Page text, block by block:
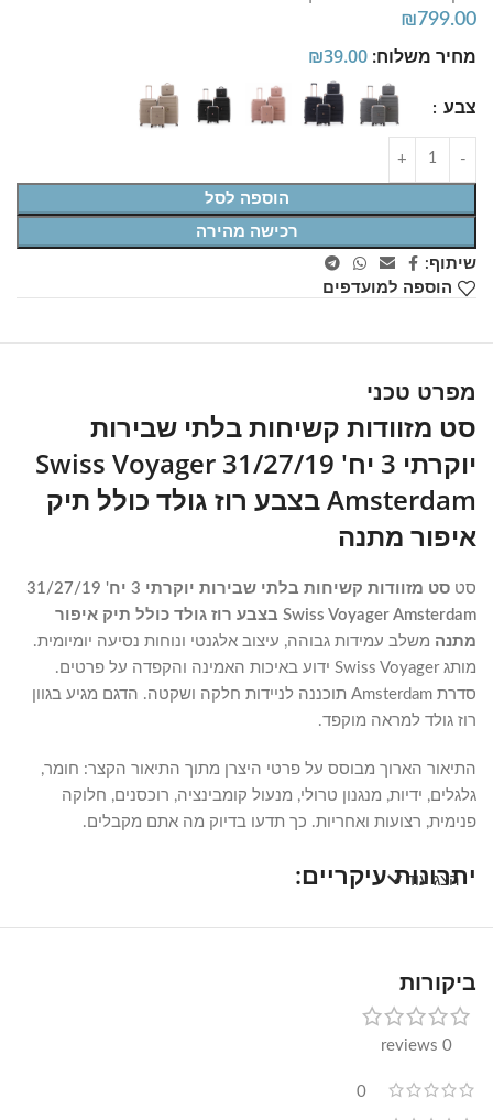
₪799.00
מחיר משלוח: ₪39.00
צבע
הוספה לסל
רכישה מהירה
שיתוף:
הוספה למועדפים
מפרט טכני
סט מזוודות קשיחות בלתי שבירות
יוקרתי 3 יח' 31/27/19 Swiss Voyager
Amsterdam בצבע רוז גולד כולל תיק
איפור מתנה
סט
סט מזוודות קשיחות בלתי שבירות יוקרתי 3 יח' 31/27/19
Swiss Voyager Amsterdam בצבע רוז גולד כולל תיק איפור
מתנה משלב עמידות גבוהה, עיצוב אלגנטי ונוחות נסיעה יומיומית.
מותג Swiss Voyager ידוע באיכות האמינה והקפדה על פרטים.
סדרת Amsterdam תוכננה לניידות חלקה ושקטה. הדגם מגיע בגוון
רוז גולד למראה מוקפד.
התיאור הארוך מבוסס על פרטי היצרן מתוך התיאור הקצר: חומר,
גלגלים, ידיות, מנגנון טרולי, מנעול קומבינציה, רוכסנים, חלוקה
פנימית, רצועות ואחריות. כך תדעו בדיוק מה אתם מקבלים.
יתרונות עיקריים:
חומר: בד סינתטי/ניילון איכותי
אפשרות הרחבה: 8 ס"מ
מנעול קומבינציה מובנה
ידיות נשיאה עליונה וצידית
חלוקה פנימית חכמה וחוצץ עם תא מסמכים
הצג עוד
ביקורות
0 reviews
0